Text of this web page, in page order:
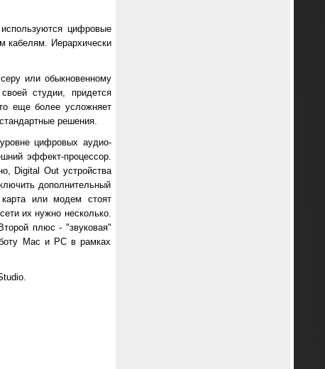
цифровые
кабелям. Иерархически
или обыкновенному
студии, придется
еще более усложняет
решения.
цифровых аудио-
эффект-процессор.
Digital Out устройства
дополнительный
или модем стоят
их нужно несколько.
плюс - "звуковая"
Мас и РС в рамках